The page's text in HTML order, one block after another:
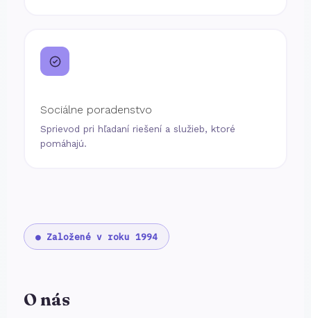
Sociálne poradenstvo
Sprievod pri hľadaní riešení a služieb, ktoré
pomáhajú.
● Založené v roku 1994
O nás